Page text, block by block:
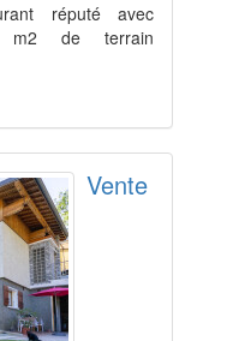
réputé avec
m2 de terrain
Vente